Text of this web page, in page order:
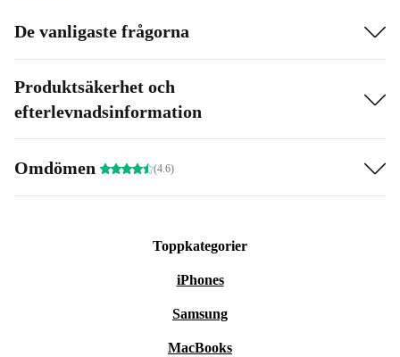
De vanligaste frågorna
Produktsäkerhet och
efterlevnadsinformation
Omdömen (4.6)
Toppkategorier
iPhones
Samsung
MacBooks